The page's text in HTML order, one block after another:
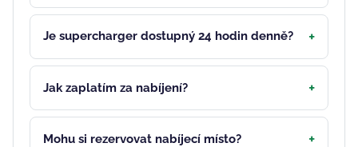
Je supercharger dostupný 24 hodin denně?
Jak zaplatím za nabíjení?
Mohu si rezervovat nabíjecí místo?